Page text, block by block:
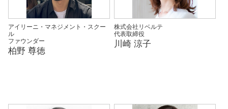
アイリーニ・マネジメント・スクー
ル
ファウンダー
柏野 尊徳
株式会社リベルテ
代表取締役
川崎 涼子